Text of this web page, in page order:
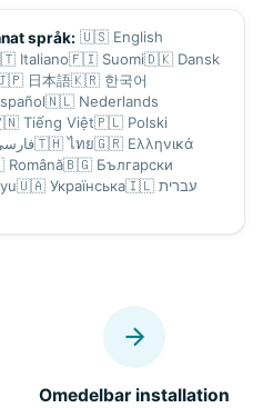
språk: 🇺🇸 English
Italiano🇫🇮 Suomi🇩🇰 Dansk
日本語🇰🇷 한국어
🇳🇱 Nederlands
Tiếng Việt🇵🇱 Polski
🇹🇭ไทย🇬🇷 Ελληνικά
Română🇧🇬 Български
🇺🇦 Українська🇮🇱 עברית
Omedelbar installation